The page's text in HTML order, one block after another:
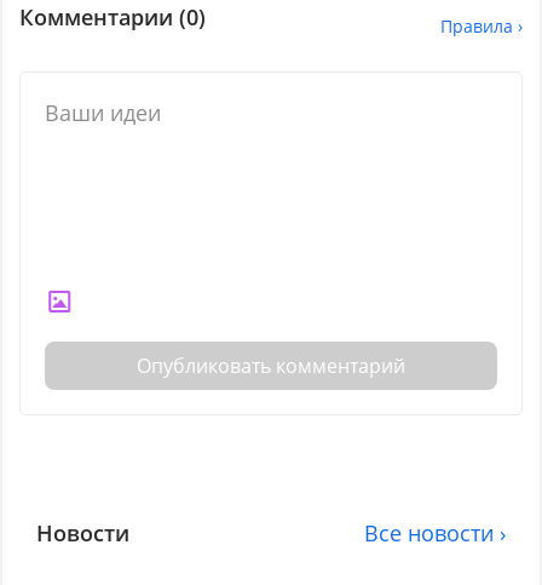
Комментарии (0) Правила ›
Опубликовать комментарий
Новости Все новости ›